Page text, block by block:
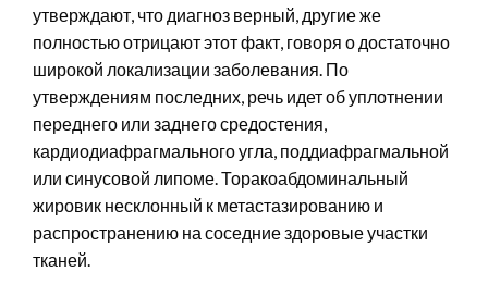
утверждают, что диагноз верный, другие же
полностью отрицают этот факт, говоря о достаточно
широкой локализации заболевания. По
утверждениям последних, речь идет об уплотнении
переднего или заднего средостения,
кардиодиафрагмального угла, поддиафрагмальной
или синусовой липоме. Торакоабдоминальный
жировик несклонный к метастазированию и
распространению на соседние здоровые участки
тканей.